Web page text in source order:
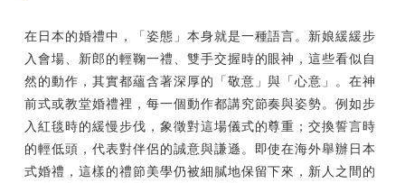
在日本的婚禮中，「姿態」本身就是一種語言。新娘緩緩步
入會場、新郎的輕鞠一禮、雙手交握時的眼神，這些看似自
然的動作，其實都蘊含著深厚的「敬意」與「心意」。在神
前式或教堂婚禮裡，每一個動作都講究節奏與姿勢。例如步
入紅毯時的緩慢步伐，象徵對這場儀式的尊重；交換誓言時
的輕低頭，代表對伴侶的誠意與謙遜。即使在海外舉辦日本
式婚禮，這樣的禮節美學仍被細膩地保留下來，新人之間的